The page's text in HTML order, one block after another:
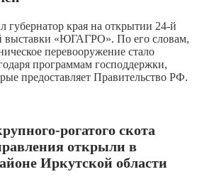
губернатор края на открытии 24-й
выставки «ЮГАГРО». По его словам,
перевооружение стало
программам господдержки,
предоставляет Правительство РФ.
рогатого скота
открыли в
Иркутской области